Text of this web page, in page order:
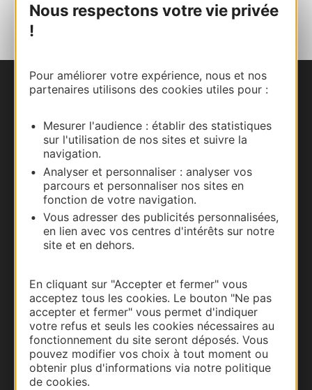
Nous respectons votre vie privée
!
Pour améliorer votre expérience, nous et nos
partenaires utilisons des cookies utiles pour :
Mesurer l'audience : établir des statistiques
sur l'utilisation de nos sites et suivre la
navigation.
Analyser et personnaliser : analyser vos
parcours et personnaliser nos sites en
fonction de votre navigation.
Vous adresser des publicités personnalisées,
en lien avec vos centres d'intérêts sur notre
site et en dehors.
En cliquant sur "Accepter et fermer" vous
acceptez tous les cookies. Le bouton "Ne pas
accepter et fermer" vous permet d'indiquer
votre refus et seuls les cookies nécessaires au
fonctionnement du site seront déposés. Vous
pouvez modifier vos choix à tout moment ou
obtenir plus d'informations via notre politique
de cookies.
AU CARNET
Nous contacter
Carte interactive
Documentation
Thermalisme
Business/Mice
Pros d'Occitanie